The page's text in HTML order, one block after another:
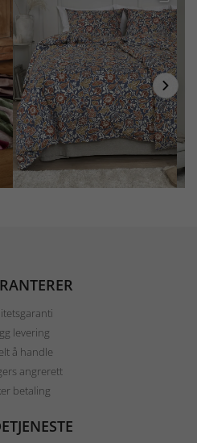
levering
å handle
angrerett
betaling